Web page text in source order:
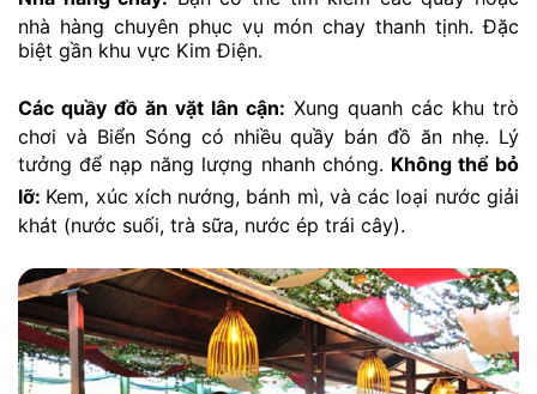
lưu niệm.
Ăn gì ở Đại Nam? Cẩm nang
ẩm thực toàn diện
Mặc dù Đại Nam nổi tiếng với các trò chơi và công
trình tâm linh, khu vực ẩm thực tại đây cũng được tổ
Review các khu ẩm thực bên
trong KDL Đại Nam